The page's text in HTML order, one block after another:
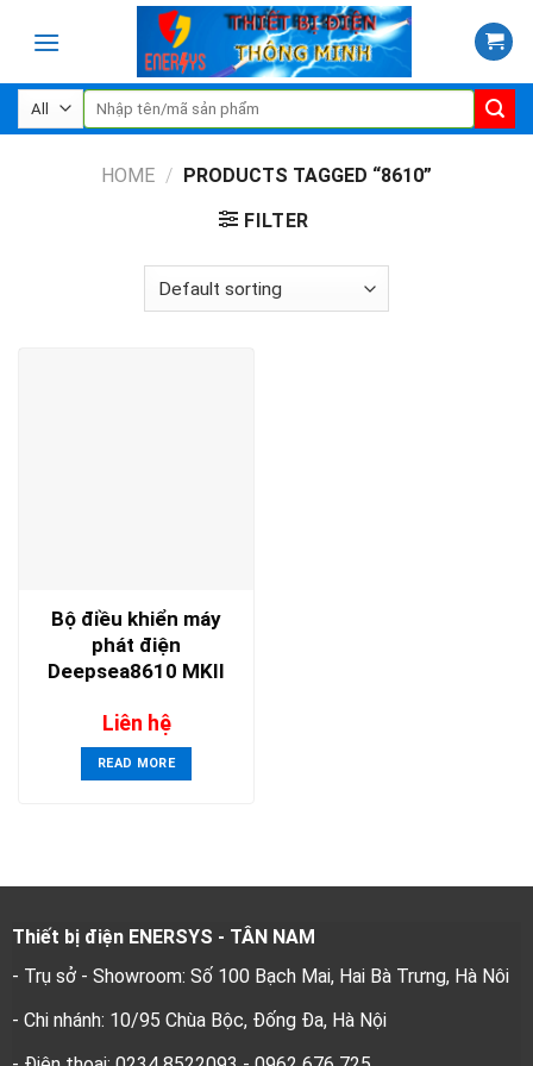
Search
for:
HOME / PRODUCTS TAGGED “8610”
FILTER
Bộ điều khiển máy
phát điện
Deepsea8610 MKII
Liên hệ
READ MORE
Thiết bị điện ENERSYS - TÂN NAM
- Trụ sở - Showroom: Số 100 Bạch Mai, Hai Bà Trưng, Hà Nôi
- Chi nhánh: 10/95 Chùa Bộc, Đống Đa, Hà Nội